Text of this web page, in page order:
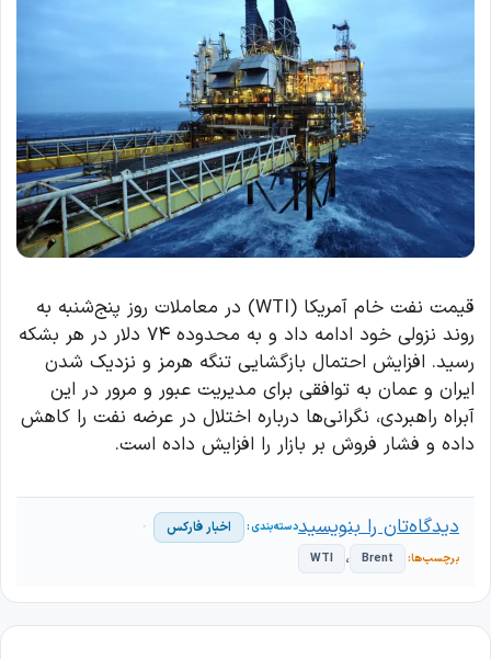
قیمت نفت خام آمریکا (WTI) در معاملات روز پنج‌شنبه به
روند نزولی خود ادامه داد و به محدوده ۷۴ دلار در هر بشکه
رسید. افزایش احتمال بازگشایی تنگه هرمز و نزدیک شدن
ایران و عمان به توافقی برای مدیریت عبور و مرور در این
آبراه راهبردی، نگرانی‌ها درباره اختلال در عرضه نفت را کاهش
داده و فشار فروش بر بازار را افزایش داده است.
اخبار فارکس
Brent ، WTI
دیدگاه‌تان را بنویسید